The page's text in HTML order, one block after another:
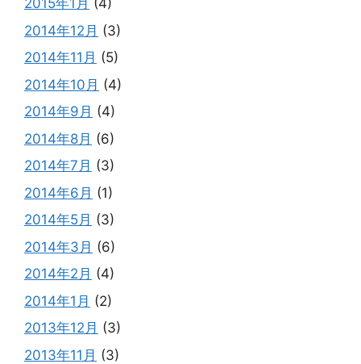
2015年1月 (4)
2014年12月 (3)
2014年11月 (5)
2014年10月 (4)
2014年9月 (4)
2014年8月 (6)
2014年7月 (3)
2014年6月 (1)
2014年5月 (3)
2014年3月 (6)
2014年2月 (4)
2014年1月 (2)
2013年12月 (3)
2013年11月 (3)